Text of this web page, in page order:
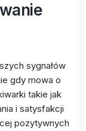
sygnałów
gdy mowa o
takie jak
i satysfakcji
pozytywnych